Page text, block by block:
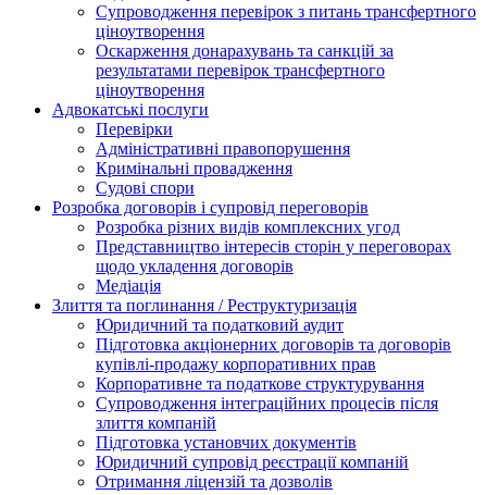
Супроводження перевірок з питань трансфертного
ціноутворення
Оскарження донарахувань та санкцій за
результатами перевірок трансфертного
ціноутворення
Адвокатські послуги
Перевірки
Адміністративні правопорушення
Кримінальні провадження
Судові спори
Розробка договорів і супровід переговорів
Розробка різних видів комплексних угод
Представництво інтересів сторін у переговорах
щодо укладення договорів
Медіація
Злиття та поглинання / Реструктуризація
Юридичний та податковий аудит
Підготовка акціонерних договорів та договорів
купівлі-продажу корпоративних прав
Корпоративне та податкове структурування
Супроводження інтеграційних процесів після
злиття компаній
Підготовка установчих документів
Юридичний супровід реєстрації компаній
Отримання ліцензій та дозволів